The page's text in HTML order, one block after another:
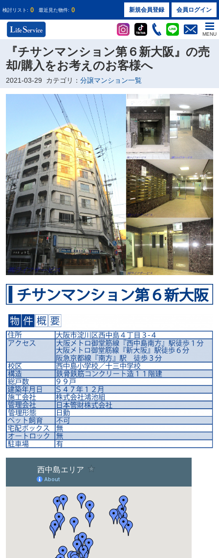
検討リスト: 0 最近見た物件: 0 新規会員登録 会員ログイン
MENU
『チサンマンション第６新大阪』の売
却/購入をお考えのお客様へ
2021-03-29 カテゴリ： 分譲マンション一覧